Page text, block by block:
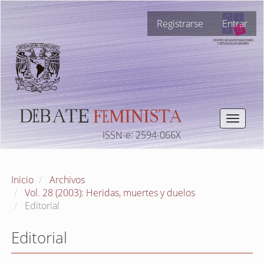
Navegación
principal
Contenido
principal
Barra
lateral
Registrarse Entrar
Toggle
ISSN-e: 2594-066X
Inicio
Archivos
Vol. 28 (2003): Heridas, muertes y duelos
Editorial
Editorial